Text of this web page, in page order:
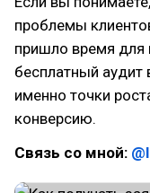
проблемы
пришло время для
бесплатный аудит
именно точки
конверсию.
Связь со мной: